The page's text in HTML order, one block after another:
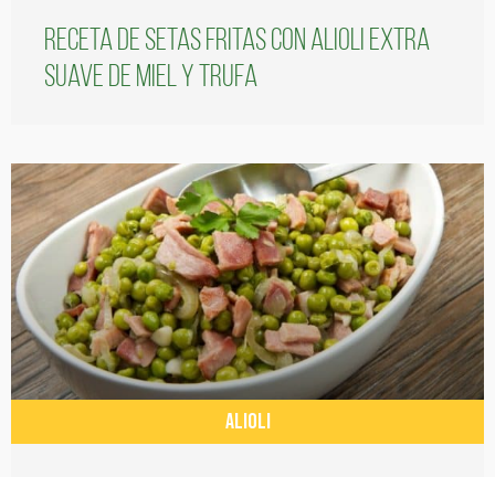
Receta de setas fritas con alioli extra
suave de miel y trufa
ALIOLI